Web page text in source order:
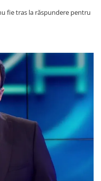
fie tras la răspundere pentru